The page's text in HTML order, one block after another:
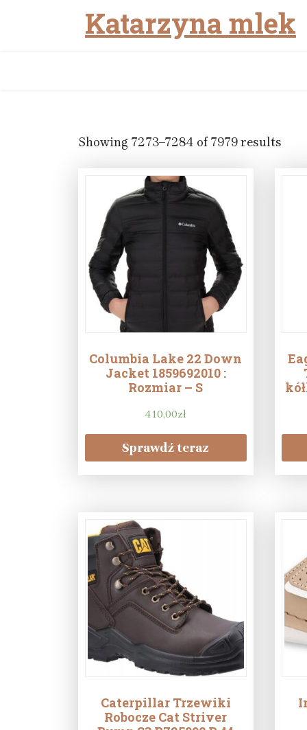
Katarzyna mlek
Showing 7273–7284 of 7979 results
Columbia Lake 22 Down
Jacket 1859692010 :
Rozmiar – S
410,00zł
Sprawdź teraz
Caterpillar Trzewiki
Robocze Cat Striver